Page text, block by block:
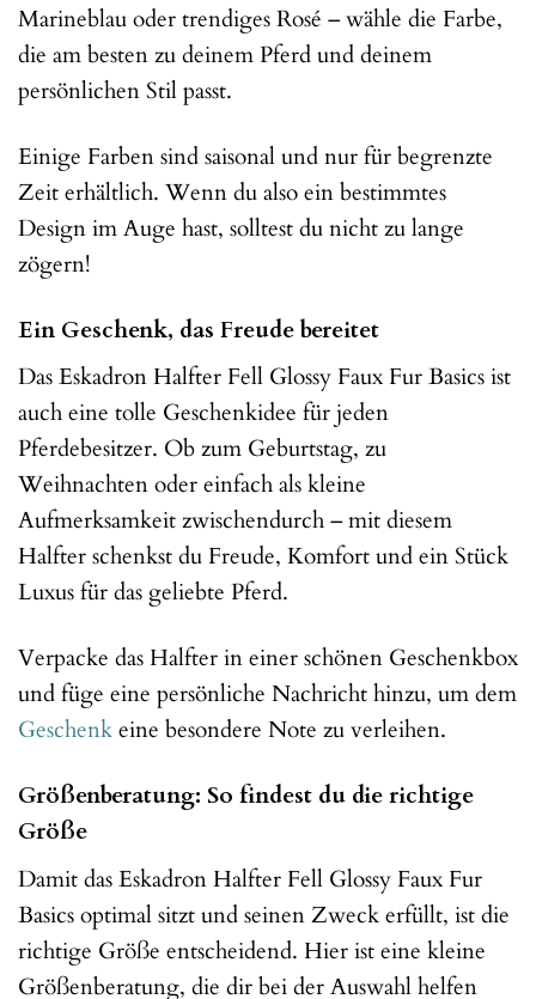
Marineblau oder trendiges Rosé – wähle die Farbe,
die am besten zu deinem Pferd und deinem
persönlichen Stil passt.
Einige Farben sind saisonal und nur für begrenzte
Zeit erhältlich. Wenn du also ein bestimmtes
Design im Auge hast, solltest du nicht zu lange
zögern!
Ein Geschenk, das Freude bereitet
Das Eskadron Halfter Fell Glossy Faux Fur Basics ist
auch eine tolle Geschenkidee für jeden
Pferdebesitzer. Ob zum Geburtstag, zu
Weihnachten oder einfach als kleine
Aufmerksamkeit zwischendurch – mit diesem
Halfter schenkst du Freude, Komfort und ein Stück
Luxus für das geliebte Pferd.
Verpacke das Halfter in einer schönen Geschenkbox
und füge eine persönliche Nachricht hinzu, um dem
Geschenkeine besondere Note zu verleihen.
Größenberatung: So findest du die richtige
Größe
Damit das Eskadron Halfter Fell Glossy Faux Fur
Basics optimal sitzt und seinen Zweck erfüllt, ist die
richtige Größe entscheidend. Hier ist eine kleine
Größenberatung, die dir bei der Auswahl helfen